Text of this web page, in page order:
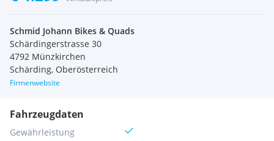
Schmid Johann Bikes & Quads
Schärdingerstrasse 30
4792 Münzkirchen
Schärding, Oberösterreich
Firmenwebsite
Fahrzeugdaten
Gewährleistung